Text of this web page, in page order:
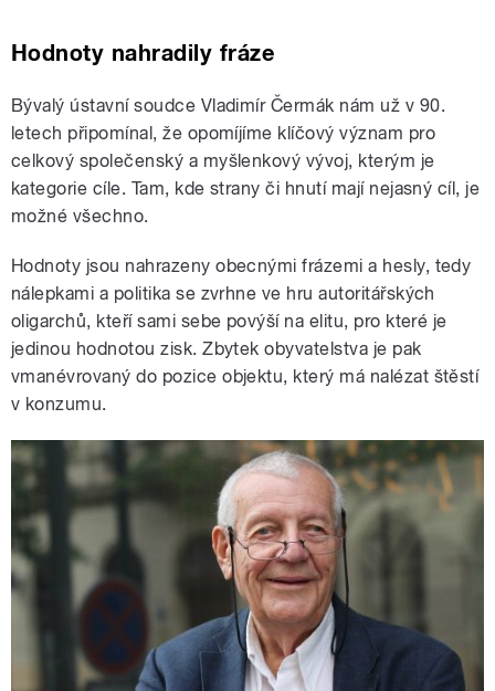
Hodnoty nahradily fráze
Bývalý ústavní soudce Vladimír Čermák nám už v 90.
letech připomínal, že opomíjíme klíčový význam pro
celkový společenský a myšlenkový vývoj, kterým je
kategorie cíle. Tam, kde strany či hnutí mají nejasný cíl, je
možné všechno.
Hodnoty jsou nahrazeny obecnými frázemi a hesly, tedy
nálepkami a politika se zvrhne ve hru autoritářských
oligarchů, kteří sami sebe povýší na elitu, pro které je
jedinou hodnotou zisk. Zbytek obyvatelstva je pak
vmanévrovaný do pozice objektu, který má nalézat štěstí
v konzumu.